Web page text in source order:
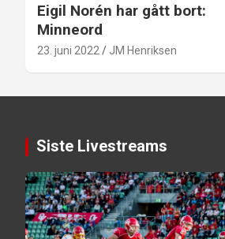
Eigil Norén har gått bort:
Minneord
23. juni 2022 JM Henriksen
Siste Livestreams